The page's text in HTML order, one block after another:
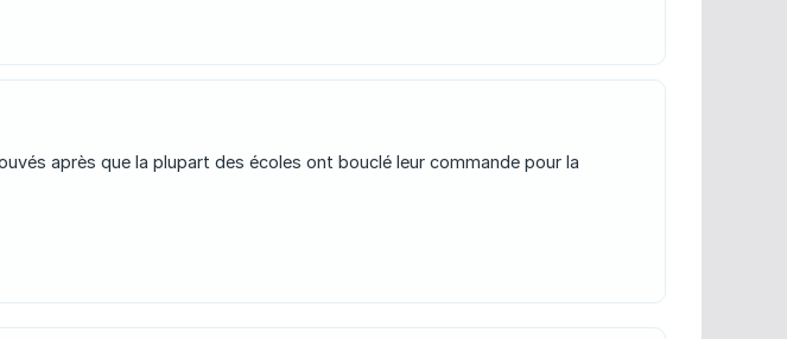
après que la plupart des écoles ont bouclé leur commande pour la